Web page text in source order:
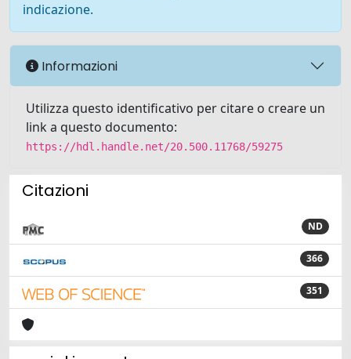
indicazione.
Informazioni
Utilizza questo identificativo per citare o creare un
link a questo documento:
https://hdl.handle.net/20.500.11768/59275
Citazioni
ND
366
351